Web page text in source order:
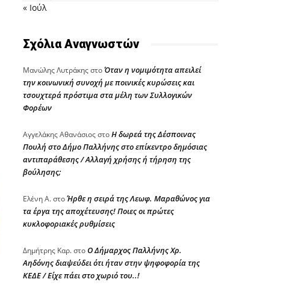
« Ιούλ
Σχόλια Αναγνωστών
Μανώλης ΛυτράκηςστοΌταν η νομιμότητα απειλεί
την κοινωνική συνοχή με ποινικές κυρώσεις και
τσουχτερά πρόστιμα στα μέλη των Συλλογικών
Φορέων
Αγγελάκης ΑθανάσιοςστοΗ δωρεά της Δέσποινας
Πουλή στο Δήμο Παλλήνης στο επίκεντρο δημόσιας
αντιπαράθεσης / Αλλαγή χρήσης ή τήρηση της
βούλησης;
Ελένη Α.στοΉρθε η σειρά της Λεωφ. Μαραθώνος για
τα έργα της αποχέτευσης! Ποιες οι πρώτες
κυκλοφοριακές ρυθμίσεις
Δημήτρης Καρ.στοΟ Δήμαρχος Παλλήνης Χρ.
Αηδόνης διαψεύδει ότι ήταν στην ψηφοφορία της
ΚΕΔΕ / Είχε πάει στο χωριό του..!